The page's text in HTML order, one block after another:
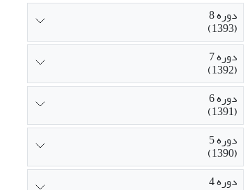
دوره 8
(1393)
دوره 7
(1392)
دوره 6
(1391)
دوره 5
(1390)
دوره 4